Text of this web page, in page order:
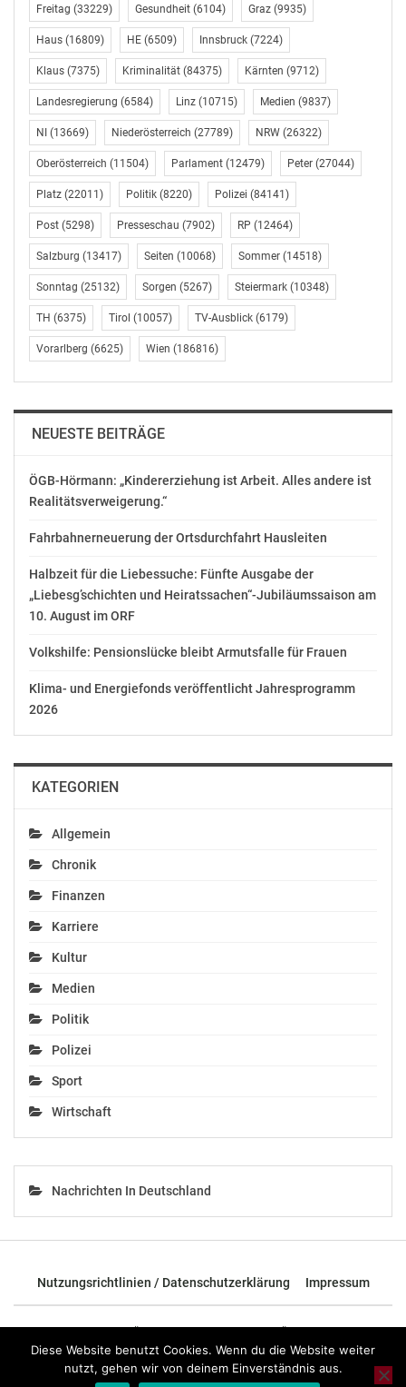
Bezirksvorstehung
erforderlich unter 01/4000-4111. Dort bzw. unter
post@bv04.wien.gv.at
erhalten sie mehr Informationen zum Wiedner
Adventkalender sowie zu
den Adventtouren.
(Schluss) red
PID-Rathauskorrespondenz
Presse- und Informationsdienst der Stadt Wien (MA 53)
Stadtredaktion, Diensthabende/r Redakteur/in
01 4000-81081
dr@ma53.wien.gv.at
www.wien.gv.at/presse
OTS-ORIGINALTEXT PRESSEAUSSENDUNG UNTER
© Copyright APA-OTS Originaltext-Service GmbH und
der jeweilige Aussender
Gefällt mir:
Ähnliche Beiträge
Korrektur zu OTS0078:
Wieden: „Adventtouren“
mit BVin Lea Halbwidl
„ORF Niederösterreich-
Dezember 2018 mit
„Musik-Adventkalender“
Montag
Dezember 20, 2019
Freitag (33229) Gesundheit (6104) Graz (9935)
Haus (16809) HE (6509) Innsbruck (7224)
Klaus (7375) Kriminalität (84375) Kärnten (9712)
Landesregierung (6584) Linz (10715) Medien (9837)
NI (13669) Niederösterreich (27789) NRW (26322)
Oberösterreich (11504) Parlament (12479) Peter (27044)
Platz (22011) Politik (8220) Polizei (84141)
Post (5298) Presseschau (7902) RP (12464)
Salzburg (13417) Seiten (10068) Sommer (14518)
Sonntag (25132) Sorgen (5267) Steiermark (10348)
TH (6375) Tirol (10057) TV-Ausblick (6179)
Vorarlberg (6625) Wien (186816)
NEUESTE BEITRÄGE
ÖGB-Hörmann: „Kindererziehung ist Arbeit. Alles andere ist
Realitätsverweigerung.“
Fahrbahnerneuerung der Ortsdurchfahrt Hausleiten
Halbzeit für die Liebessuche: Fünfte Ausgabe der
„Liebesg’schichten und Heiratssachen“-Jubiläumssaison am
10. August im ORF
Volkshilfe: Pensionslücke bleibt Armutsfalle für Frauen
Klima- und Energiefonds veröffentlicht Jahresprogramm
2026
KATEGORIEN
Allgemein
Chronik
Finanzen
Karriere
Kultur
Medien
Politik
Polizei
Sport
Wirtschaft
Nachrichten In Deutschland
Nutzungsrichtlinien / Datenschutzerklärung Impressum
© 2026 - TOP News Österreich - Nachrichten aus Österreich und der
ganzen Welt.
Diese Website benutzt Cookies. Wenn du die Website weiter
nutzt, gehen wir von deinem Einverständnis aus.